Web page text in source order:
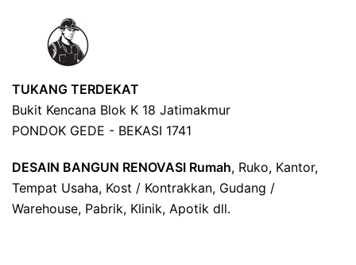
TUKANG TERDEKAT
Bukit Kencana Blok K 18 Jatimakmur
PONDOK GEDE - BEKASI 1741
DESAIN BANGUN RENOVASI Rumah, Ruko, Kantor,
Tempat Usaha, Kost / Kontrakkan, Gudang /
Warehouse, Pabrik, Klinik, Apotik dll.